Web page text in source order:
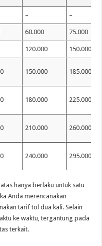
– –
60.000 75.000
120.000 150.000
150.000 185.000
180.000 225.000
210.000 260.000
240.000 295.000
hanya berlaku untuk satu
Anda merencanakan
tarif tol dua kali. Selain
ke waktu, tergantung pada
terkait.